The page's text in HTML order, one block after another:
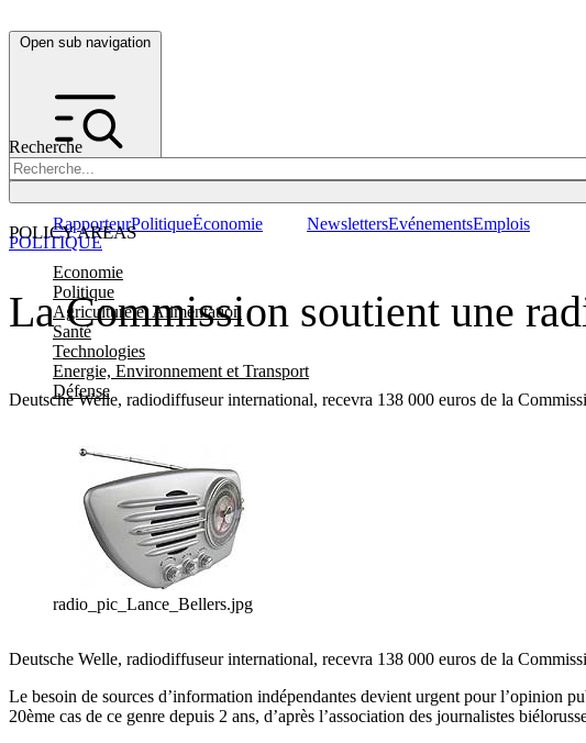
Open sub navigation
Recherche
POLICY AREAS
Economie
Politique
Agriculture et Alimentation
Santé
Technologies
Energie, Environnement et Transport
Défense
RapporteurPolitiqueÉconomie NewslettersEvénementsEmplois
La Commission soutient une
Deutsche Welle, radiodiffuseur international, recevra 138 000 euros de la
POLITIQUE
radio_pic_Lance_Bellers.jpg
Deutsche Welle, radiodiffuseur international, recevra 138 000 euros de la
Le besoin de sources d’information indépendantes devient urgent pour l’opinion
20ème cas de ce genre depuis 2 ans, d’après l’association des journalistes